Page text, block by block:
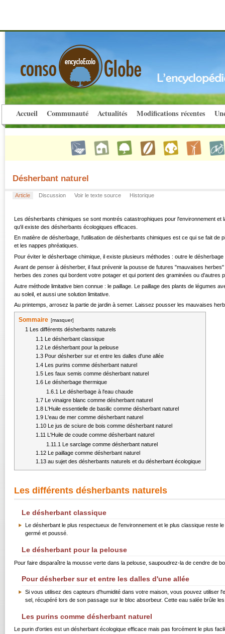
Accueil Communauté Actualités Modifications récentes
Désherbant naturel
Article Discussion Voir le texte source Historique
Les désherbants chimiques se sont montrés catastrophiques pour l'environnement
qu'il existe des désherbants écologiques efficaces.
En matière de désherbage, l'utilisation de désherbants chimiques est ce qui se fait
et les nappes phréatiques.
Pour éviter le désherbage chimique, il existe plusieurs méthodes : outre le
Avant de penser à désherber, il faut prévenir la pousse de futures "mauvaises
herbes des zones qui bordent votre potager et qui portent des graminées ou d'autres
Autre méthode limitative bien connue : le paillage. Le paillage des plants de légumes
au soleil, et aussi une solution limitative.
Au printemps, arrosez la partie de jardin à semer. Laissez pousser les mauvaises
Sommaire [masquer]
1 Les différents désherbants naturels
1.1
Le désherbant classique
1.2
Le désherbant pour la pelouse
1.3 Pour désherber sur et entre les dalles d'une allée
1.4 Les purins comme désherbant naturel
1.5 Les faux semis comme désherbant naturel
1.6 Le désherbage thermique
1.6.1 Le désherbage à l'eau chaude
1.7 Le vinaigre blanc comme désherbant naturel
1.8
L'Huile essentielle de basilic comme désherbant naturel
1.9
L'eau de mer comme désherbant naturel
1.10 Le jus de sciure de bois comme désherbant naturel
1.11 L'Huile de coude comme désherbant naturel
1.11.1 Le sarclage comme désherbant naturel
1.12 Le paillage comme désherbant naturel
1.13 au sujet des désherbants naturels et du désherbant écologique
Les différents désherbants naturels
Le désherbant classique
Le désherbant le plus respectueux de l'environnement et le plus classique
germé et poussé.
Le désherbant pour la pelouse
Pour faire disparaître la mousse verte dans la pelouse, saupoudrez-la de cendre de
Pour désherber sur et entre les dalles d'une allée
Si vous utilisez des capteurs d'humidité dans votre maison, vous pouvez utiliser
sel, récupéré lors de son passage sur le bloc absorbeur. Cette eau salée brûle
Les purins comme désherbant naturel
Le purin d'orties est un désherbant écologique efficace mais pas forcément le plus